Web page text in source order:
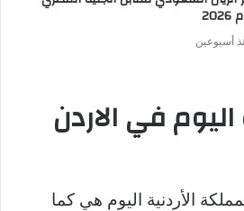
أسبوعين
في الاردن
الأردنية اليوم هي كما